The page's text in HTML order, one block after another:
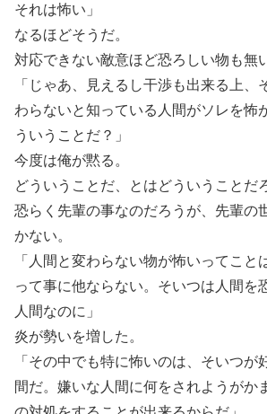
それは怖い」
なるほどそうだ。
対応できない敵意ほど恐ろしい物も無
「じゃあ、見えるし干渉も出来る上、
わらないと知っている人間がソレを怖
ういうことだ？」
今度は俺が黙る。
どういうことだ、とはどういうことだ
恐らく先輩の事なのだろうが、先輩の
かない。
「人間と変わらない物が怖いってこと
って事に他ならない。そいつは人間を
人間なのに」
炎が勢いを増した。
「その中でも特に怖いのは、そいつが
間だ。嫌いな人間に何をされようがか